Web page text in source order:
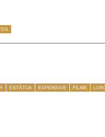
ESTÁTUA EXPENSIVE FILME